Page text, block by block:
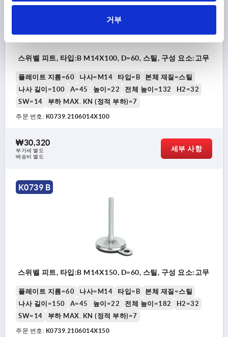
거부
스위벨 피트, 타입:B M14X100, D=60, 스틸, 구성 요소:고무
플레이트 지름=60 나사=M14 타입=B
본체 재질=스틸
나사 길이=100
A=45 높이=22 전체 높이=132
H2=32
SW=14
부하 MAX. KN (정적 부하)=7
주문 번호: K0739.2106014X100
₩30,320
부가세 별도
배송비 별도
세부 사항
K0739 B
스위벨 피트, 타입:B M14X150, D=60, 스틸, 구성 요소:고무
플레이트 지름=60 나사=M14 타입=B
본체 재질=스틸
나사 길이=150
A=45 높이=22 전체 높이=182
H2=32
SW=14
부하 MAX. KN (정적 부하)=7
주문 번호: K0739.2106014X150